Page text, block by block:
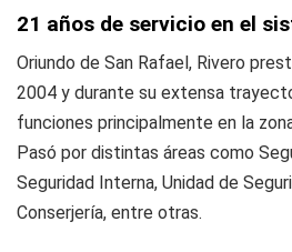
21 años de servicio en el
Oriundo de San Rafael, Rivero
2004 y durante su extensa
funciones principalmente en la
Pasó por distintas áreas como
Seguridad Interna, Unidad de
Conserjería, entre otras.